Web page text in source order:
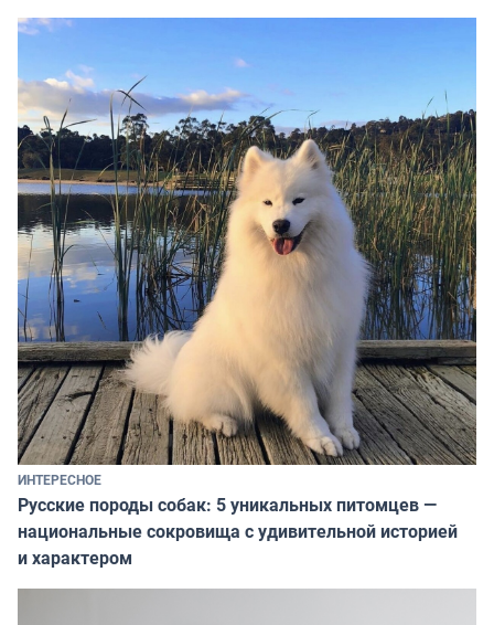
ИНТЕРЕСНОЕ
Русские породы собак: 5 уникальных питомцев —
национальные сокровища с удивительной историей
и характером